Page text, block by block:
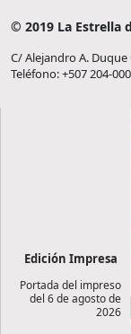
© 2019 La Estrella
C/ Alejandro A. Duque
Teléfono: +507 204-
Edición Impresa
Portada del impreso
del 6 de agosto de
2026